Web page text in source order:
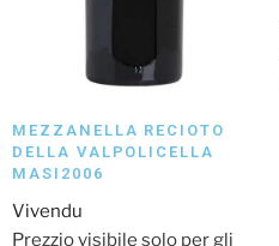
MEZZANELLA RECIOTO
DELLA VALPOLICELLA
MASI2006
Vivendu
Prezzio visibile solo per gli